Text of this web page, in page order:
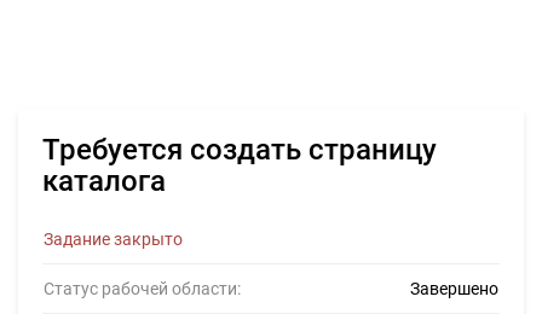
Требуется создать страницу
каталога
Задание закрыто
Статус рабочей области: Завершено